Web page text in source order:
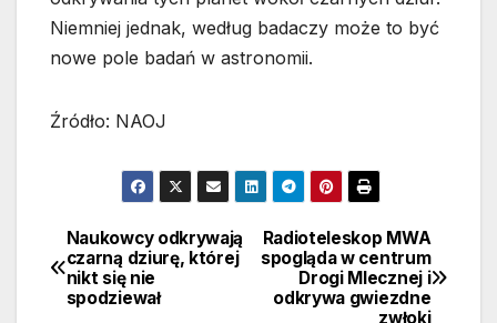
Niemniej jednak, według badaczy może to być
nowe pole badań w astronomii.
Źródło: NAOJ
Nawigacja
wpisu
Radioteleskop MWA
spogląda w centrum
Drogi Mlecznej i
odkrywa gwiezdne
zwłoki
Naukowcy odkrywają
czarną dziurę, której
nikt się nie
spodziewał